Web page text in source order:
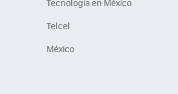
Tecnología en México
Telcel
México